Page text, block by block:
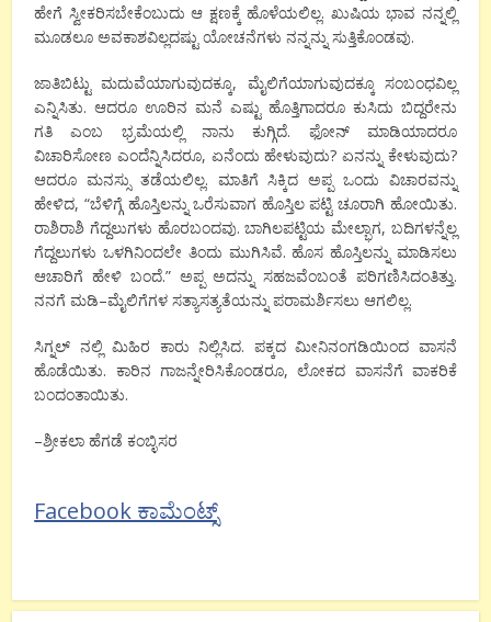
ಹೇಗೆ ಸ್ವೀಕರಿಸಬೇಕೆಂಬುದು ಆ ಕ್ಷಣಕ್ಕೆ ಹೊಳೆಯಲಿಲ್ಲ. ಖುಷಿಯ ಭಾವ ನನ್ನಲ್ಲಿ
ಮೂಡಲೂ ಅವಕಾಶವಿಲ್ಲದಷ್ಟು ಯೋಚನೆಗಳು ನನ್ನನ್ನು ಸುತ್ತಿಕೊಂಡವು.
ಜಾತಿಬಿಟ್ಟು ಮದುವೆಯಾಗುವುದಕ್ಕೂ, ಮೈಲಿಗೆಯಾಗುವುದಕ್ಕೂ ಸಂಬಂಧವಿಲ್ಲ
ಎನ್ನಿಸಿತು.ಆದರೂ ಊರಿನ ಮನೆ ಎಷ್ಟು ಹೊತ್ತಿಗಾದರೂ ಕುಸಿದು ಬಿದ್ದರೇನು
ಗತಿ
ಎಂಬ ಭ್ರಮೆಯಲ್ಲಿ ನಾನು ಕುಗ್ಗಿದೆ. ಫೋನ್
ಮಾಡಿಯಾದರೂ
ವಿಚಾರಿಸೋಣ ಎಂದೆನ್ನಿಸಿದರೂ, ಏನೆಂದು ಹೇಳುವುದು?ಏನನ್ನು ಕೇಳುವುದು?
ಆದರೂ ಮನಸ್ಸು ತಡೆಯಲಿಲ್ಲ. ಮಾತಿಗೆ ಸಿಕ್ಕಿದ ಅಪ್ಪ ಒಂದು ವಿಚಾರವನ್ನು
ಹೇಳಿದ, “ಬೆಳಿಗ್ಗೆ ಹೊಸ್ತಿಲನ್ನು ಒರೆಸುವಾಗ ಹೊಸ್ತಿಲ ಪಟ್ಟಿ ಚೂರಾಗಿ ಹೋಯಿತು.
ರಾಶಿರಾಶಿ ಗೆದ್ದಲುಗಳು ಹೊರಬಂದವು.ಬಾಗಿಲಪಟ್ಟಿಯ ಮೇಲ್ಭಾಗ, ಬದಿಗಳನ್ನೆಲ್ಲ
ಗೆದ್ದಲುಗಳು ಒಳಗಿನಿಂದಲೇ ತಿಂದು ಮುಗಿಸಿವೆ.ಹೊಸ ಹೊಸ್ತಿಲನ್ನು ಮಾಡಿಸಲು
ಆಚಾರಿಗೆ ಹೇಳಿ ಬಂದೆ.” ಅಪ್ಪ ಅದನ್ನು ಸಹಜವೆಂಬಂತೆ ಪರಿಗಣಿಸಿದಂತಿತ್ತು.
ನನಗೆ ಮಡಿ–ಮೈಲಿಗೆಗಳ ಸತ್ಯಾಸತ್ಯತೆಯನ್ನು ಪರಾಮರ್ಶಿಸಲು ಆಗಲಿಲ್ಲ.
ಸಿಗ್ನಲ್ ನಲ್ಲಿ ಮಿಹಿರ ಕಾರು ನಿಲ್ಲಿಸಿದ. ಪಕ್ಕದ ಮೀನಿನಂಗಡಿಯಿಂದ ವಾಸನೆ
ಹೊಡೆಯಿತು. ಕಾರಿನ ಗಾಜನ್ನೇರಿಸಿಕೊಂಡರೂ,ಲೋಕದ ವಾಸನೆಗೆ ವಾಕರಿಕೆ
ಬಂದಂತಾಯಿತು.
–ಶ್ರೀಕಲಾ ಹೆಗಡೆ ಕಂಬ್ಳಿಸರ
Facebook ಕಾಮೆಂಟ್ಸ್